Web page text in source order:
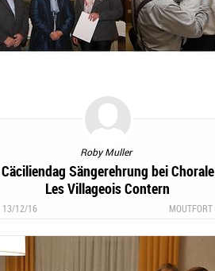
Roby Muller
Cäciliendag Sängerehrung bei Chorale
Les Villageois Contern
13/12/16 MOUTFORT